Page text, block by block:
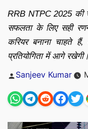
RRB NTPC 2025 की
सफलता के लिए सही
करियर बनाना चाहते
प्रतियोगिता में आगे रखेगी।
Posted
Sanjeev Kumar